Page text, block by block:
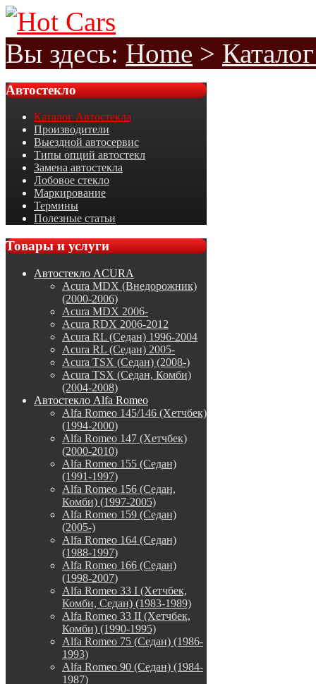
Вы здесь: Home >
Автостекло
Каталог Автостекла
Производители
Выездной автосервис
Типы опций автостекл
Замена автостекла
Лобовое стекло
Маркирование
Термины
Полезные статьи
Товарыи услуги
Автостекло ACURA
Acura MDX (Внедорожник)
(2000-2006)
Acura MDX 2006-
Acura RDX 2006-2012
Acura RL (Седан) 1996-2004
Acura RL (Седан) 2005-
Acura TSX (Седан) (2008-)
Acura TSX (Седан, Комби)
(2004-2008)
Автостекло Alfa Romeo
Alfa Romeo 145/146 (Хетчбек)
(1994-2000)
Alfa Romeo 147 (Хетчбек)
(2000-2010)
Alfa Romeo 155 (Седан)
(1991-1997)
Alfa Romeo 156 (Седан,
Комби) (1997-2005)
Alfa Romeo 159 (Седан)
(2005-)
Alfa Romeo 164 (Седан)
(1988-1997)
Alfa Romeo 166 (Седан)
(1998-2007)
Alfa Romeo 33 I (Хетчбек,
Комби, Седан) (1983-1989)
Alfa Romeo 33 II (Хетчбек,
Комби) (1990-1995)
Alfa Romeo 75 (Седан) (1986-
1993)
Alfa Romeo 90 (Седан) (1984-
1987)